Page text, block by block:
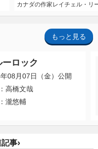
カナダの作家レイチェル・リ
もっと見る
ーロック
08月07日（金）公開
高橋文哉
瀧悠輔
事›